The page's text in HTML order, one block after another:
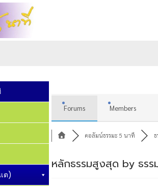
ต)
Forums Members
คอลัมน์ธรรมะ 5 นาที
หลักธรรมสูงสุด by ธรร